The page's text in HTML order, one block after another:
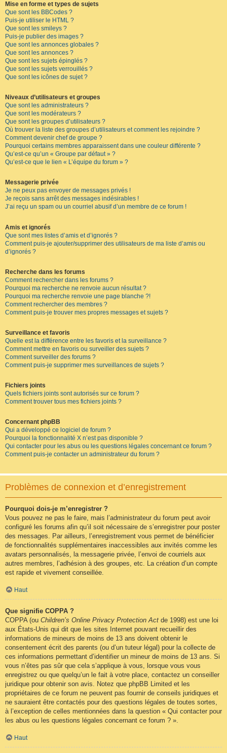
Mise en forme et types de sujets
Que sont les BBCodes ?
Puis-je utiliser le HTML ?
Que sont les smileys ?
Puis-je publier des images ?
Que sont les annonces globales ?
Que sont les annonces ?
Que sont les sujets épinglés ?
Que sont les sujets verrouillés ?
Que sont les icônes de sujet ?
Niveaux d’utilisateurs et groupes
Que sont les administrateurs ?
Que sont les modérateurs ?
Que sont les groupes d’utilisateurs ?
Où trouver la liste des groupes d’utilisateurs et comment les rejoindre ?
Comment devenir chef de groupe ?
Pourquoi certains membres apparaissent dans une couleur différente ?
Qu’est-ce qu’un « Groupe par défaut » ?
Qu’est-ce que le lien « L’équipe du forum » ?
Messagerie privée
Je ne peux pas envoyer de messages privés !
Je reçois sans arrêt des messages indésirables !
J’ai reçu un spam ou un courriel abusif d’un membre de ce forum !
Amis et ignorés
Que sont mes listes d’amis et d’ignorés ?
Comment puis-je ajouter/supprimer des utilisateurs de ma liste d’amis ou
d’ignorés ?
Recherche dans les forums
Comment rechercher dans les forums ?
Pourquoi ma recherche ne renvoie aucun résultat ?
Pourquoi ma recherche renvoie une page blanche ?!
Comment rechercher des membres ?
Comment puis-je trouver mes propres messages et sujets ?
Surveillance et favoris
Quelle est la différence entre les favoris et la surveillance ?
Comment mettre en favoris ou surveiller des sujets ?
Comment surveiller des forums ?
Comment puis-je supprimer mes surveillances de sujets ?
Fichiers joints
Quels fichiers joints sont autorisés sur ce forum ?
Comment trouver tous mes fichiers joints ?
Concernant phpBB
Qui a développé ce logiciel de forum ?
Pourquoi la fonctionnalité X n’est pas disponible ?
Qui contacter pour les abus ou les questions légales concernant ce forum ?
Comment puis-je contacter un administrateur du forum ?
Problèmes de connexion et d’enregistrement
Pourquoi dois-je m’enregistrer ?
Vous pouvez ne pas le faire, mais l’administrateur du forum peut avoir
configuré les forums afin qu’il soit nécessaire de s’enregistrer pour poster
des messages. Par ailleurs, l’enregistrement vous permet de bénéficier
de fonctionnalités supplémentaires inaccessibles aux invités comme les
avatars personnalisés, la messagerie privée, l’envoi de courriels aux
autres membres, l’adhésion à des groupes, etc. La création d’un compte
est rapide et vivement conseillée.
Haut
Que signifie COPPA ?
COPPA (ou Children’s Online Privacy Protection Act de 1998) est une loi
aux États-Unis qui dit que les sites Internet pouvant recueillir des
informations de mineurs de moins de 13 ans doivent obtenir le
consentement écrit des parents (ou d’un tuteur légal) pour la collecte de
ces informations permettant d’identifier un mineur de moins de 13 ans. Si
vous n’êtes pas sûr que cela s’applique à vous, lorsque vous vous
enregistrez ou que quelqu’un le fait à votre place, contactez un conseiller
juridique pour obtenir son avis. Notez que phpBB Limited et les
propriétaires de ce forum ne peuvent pas fournir de conseils juridiques et
ne sauraient être contactés pour des questions légales de toutes sortes,
à l’exception de celles mentionnées dans la question « Qui contacter pour
les abus ou les questions légales concernant ce forum ? ».
Haut